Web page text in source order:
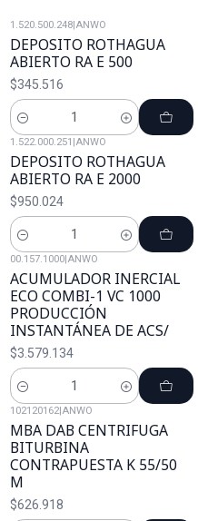
1.520.500.248 ANWO
DEPOSITO ROTHAGUA
ABIERTO RA E 500
$345.516
Cantidad
1.522.000.251 ANWO
DEPOSITO ROTHAGUA
ABIERTO RA E 2000
$950.024
Cantidad
00.157.1000 ANWO
ACUMULADOR INERCIAL
ECO COMBI-1 VC 1000
PRODUCCIÓN
INSTANTÁNEA DE ACS/
$3.579.134
Cantidad
102120162 ANWO
MBA DAB CENTRIFUGA
BITURBINA
CONTRAPUESTA K 55/50
M
$626.918